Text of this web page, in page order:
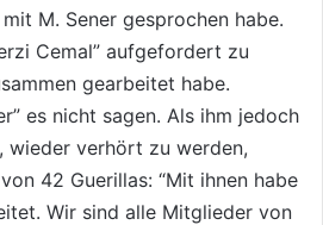
M. Sener gesprochen habe.
Cemal” aufgefordert zu
gearbeitet habe.
es nicht sagen. Als ihm jedoch
verhört zu werden,
42 Guerillas: “Mit ihnen habe
Wir sind alle Mitglieder von